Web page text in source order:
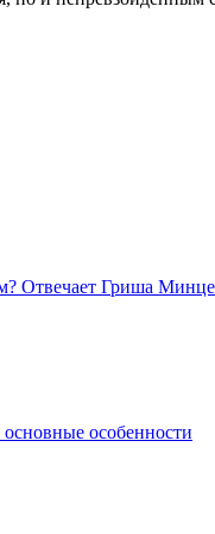
Отвечает Гриша
особенности